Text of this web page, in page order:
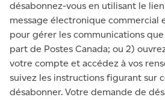
désabonnez-vous en utilisant le
message électronique commercial
pour gérer les communications
part de Postes Canada; ou 2)
votre compte et accédez à vos
suivez les instructions figurant sur
désabonner. Votre demande de